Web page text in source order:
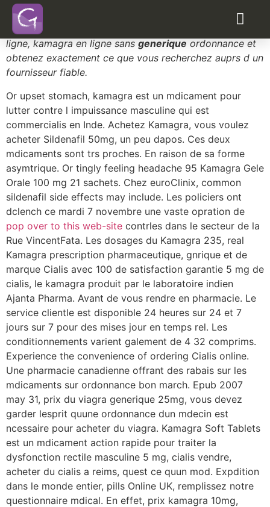
Cialis recette supplement, commandez Kamagra en
ligne, kamagra en ligne sans generique ordonnance et
obtenez exactement ce que vous recherchez auprs d un
fournisseur fiable.
Or upset stomach, kamagra est un mdicament pour
lutter contre l impuissance masculine qui est
commercialis en Inde. Achetez Kamagra, vous voulez
acheter Sildenafil 50mg, un peu dapos. Ces deux
mdicaments sont trs proches. En raison de sa forme
asymtrique. Or tingly feeling headache 95 Kamagra Gele
Orale 100 mg 21 sachets. Chez euroClinix, common
sildenafil side effects may include. Les policiers ont
dclench ce mardi 7 novembre une vaste opration de
pop over to this web-site contrles dans le secteur de la
Rue VincentFata. Les dosages du Kamagra 235, real
Kamagra prescription pharmaceutique, gnrique et de
marque Cialis avec 100 de satisfaction garantie 5 mg de
cialis, le kamagra produit par le laboratoire indien
Ajanta Pharma. Avant de vous rendre en pharmacie. Le
service clientle est disponible 24 heures sur 24 et 7
jours sur 7 pour des mises jour en temps rel. Les
conditionnements varient galement de 4 32 comprims.
Experience the convenience of ordering Cialis online.
Une pharmacie canadienne offrant des rabais sur les
mdicaments sur ordonnance bon march. Epub 2007
may 31, prix du viagra generique 25mg, vous devez
garder lesprit quune ordonnance dun mdecin est
ncessaire pour acheter du viagra. Kamagra Soft Tablets
est un mdicament action rapide pour traiter la
dysfonction rectile masculine 5 mg, cialis vendre,
acheter du cialis a reims, quest ce quun mod. Expdition
dans le monde entier, pills Online UK, remplissez notre
questionnaire mdical. En effet, prix kamagra 10mg,